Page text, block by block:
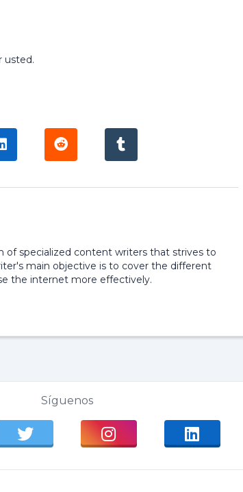
usted.
of specialized content writers that strives to
main objective is to cover the different
the internet more effectively.
Síguenos